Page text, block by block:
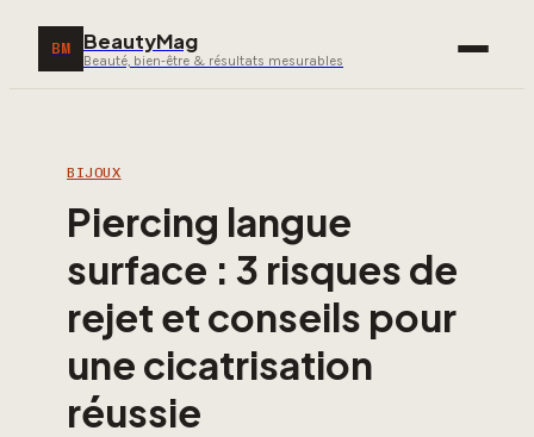
BM BeautyMag
Beauté, bien-être & résultats mesurables
BIJOUX
Piercing langue
surface : 3 risques de
rejet et conseils pour
une cicatrisation
réussie